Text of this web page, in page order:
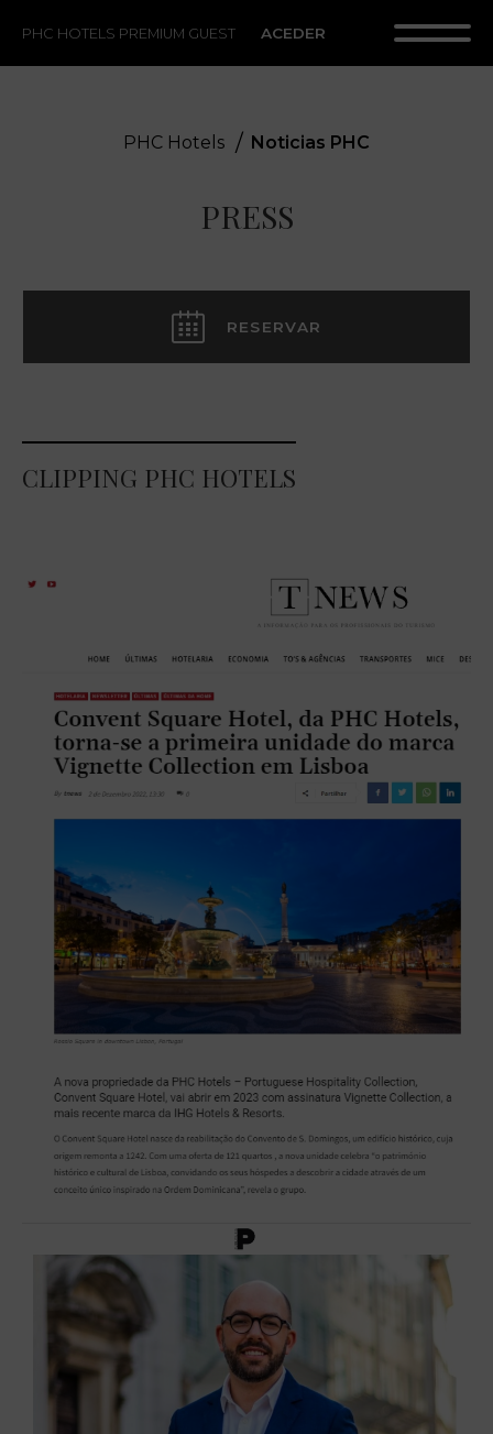
PHC HOTELS PREMIUM GUEST ACEDER
PHC Hotels Noticias PHC
PRESS
RESERVAR
CLIPPING PHC HOTELS